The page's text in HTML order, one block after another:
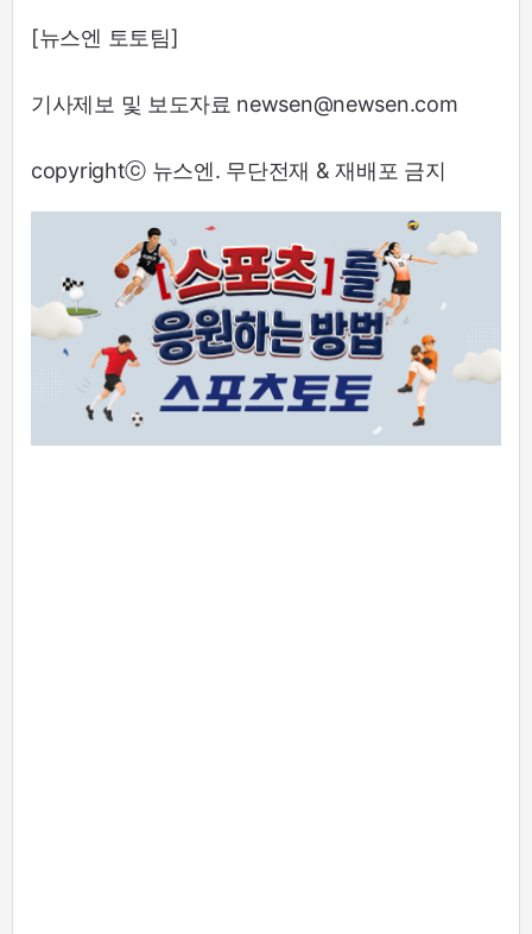
[뉴스엔 토토팀]
기사제보 및 보도자료 newsen@newsen.com
copyrightⓒ 뉴스엔. 무단전재 & 재배포 금지